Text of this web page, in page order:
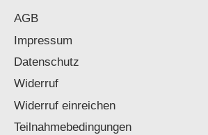
AGB
Impressum
Datenschutz
Widerruf
Widerruf einreichen
Teilnahmebedingungen